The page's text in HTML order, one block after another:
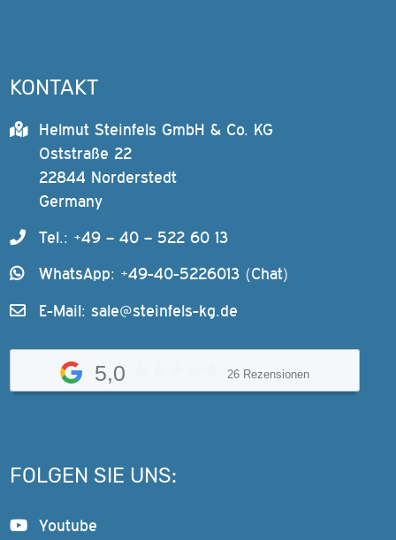
KONTAKT
Helmut Steinfels GmbH & Co. KG
Oststraße 22
22844 Norderstedt
Germany
Tel.: +49 – 40 – 522 60 13
WhatsApp: +49-40-5226013 (Chat)
E-Mail: sale@steinfels-kg.de
5,0 26 Rezensionen
FOLGEN SIE UNS:
Youtube